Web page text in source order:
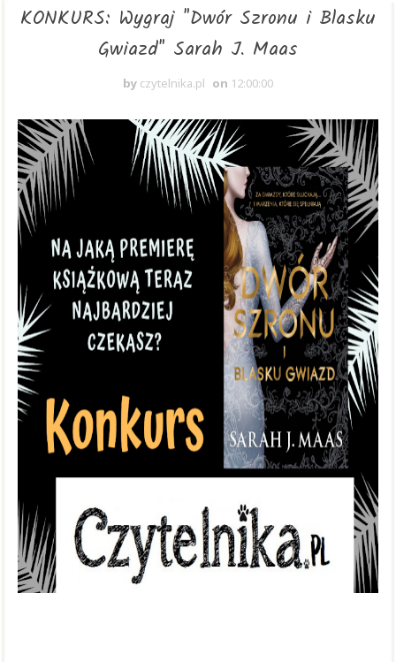
KONKURS: Wygraj "Dwór Szronu i Blasku
Gwiazd" Sarah J. Maas
by czytelnika.pl on 12:00:00